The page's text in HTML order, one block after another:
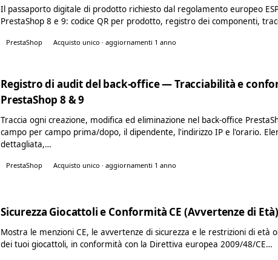
Il passaporto digitale di prodotto richiesto dal regolamento europeo
PrestaShop 8 e 9: codice QR per prodotto, registro dei componenti,
PrestaShop Acquisto unico · aggiornamenti 1 anno
Registro di audit del back-office — Tracciabilità e
PrestaShop 8 & 9
Traccia ogni creazione, modifica ed eliminazione nel back-office
campo per campo prima/dopo, il dipendente, l'indirizzo IP e l'orario.
dettagliata,…
PrestaShop Acquisto unico · aggiornamenti 1 anno
Sicurezza Giocattoli e Conformità CE (Avvertenze di
Mostra le menzioni CE, le avvertenze di sicurezza e le restrizioni di età
dei tuoi giocattoli, in conformità con la Direttiva europea 2009/48/CE…